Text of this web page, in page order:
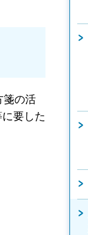
箋の活
要した